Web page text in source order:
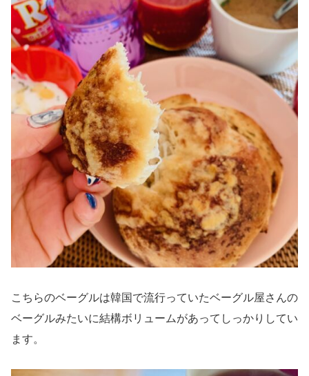
こちらのベーグルは韓国で流行っていたベーグル屋さんの
ベーグルみたいに結構ボリュームがあってしっかりしてい
ます。